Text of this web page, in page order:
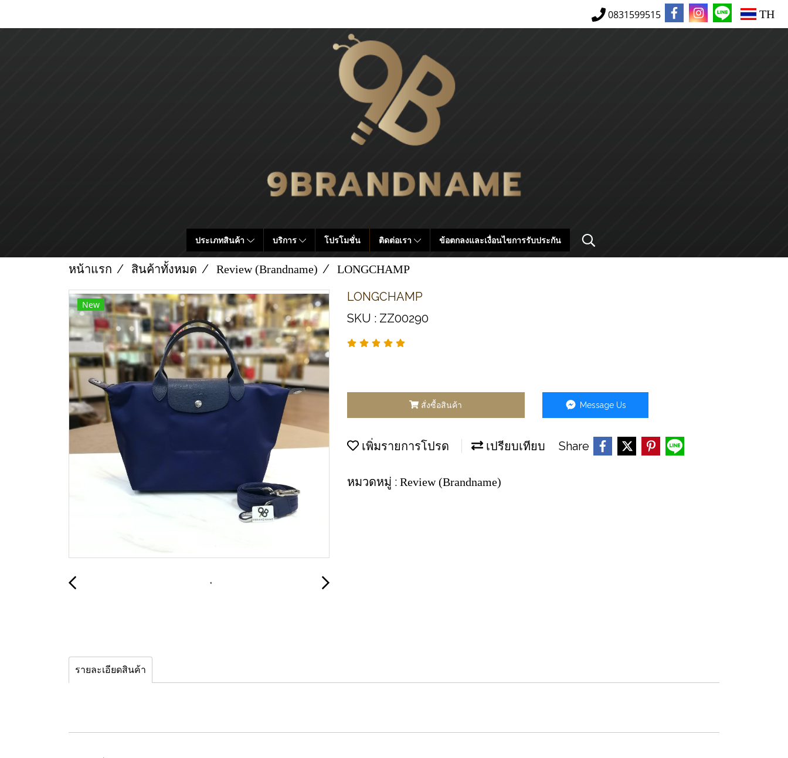
0831599515 TH
ประเภทสินค้า บริการ โปรโมชั่น ติดต่อเรา ข้อตกลงและเงื่อนไขการรับประกัน
หน้าแรก สินค้าทั้งหมด Review (Brandname) L​O​N​G​C​H​A​M​P​
New
L​O​N​G​C​H​A​M​P​
SKU : ZZ00290
สั่งซื้อสินค้า Message Us
เพิ่มรายการโปรด เปรียบเทียบ Share
หมวดหมู่ : Review (Brandname)
รายละเอียดสินค้า